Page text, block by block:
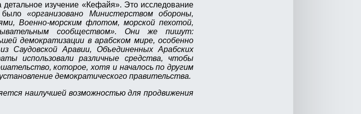
изучение «Кефайя». Это исследование
«организовано Министерством обороны,
Военно-морским флотом, морской пехотой,
сообществом». Они же пишут:
демократизации в арабском мире, особенно
Саудовской Аравии, Объединенных Арабских
использовали различные средства, чтобы
которое, хотя и началось по другим
демократического правительства.
наилучшей возможностью для продвижения